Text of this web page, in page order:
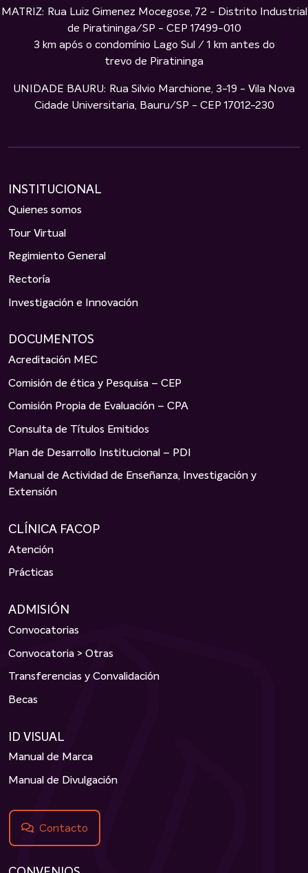
MATRIZ: Rua Luiz Gimenez Mocegose, 72 - Distrito Industrial
de Piratininga/SP - CEP 17499-010
3 km após o condomínio Lago Sul / 1 km antes do
trevo de Piratininga
UNIDADE BAURU: Rua Silvio Marchione, 3-19 - Vila Nova
Cidade Universitaria, Bauru/SP - CEP 17012-230
INSTITUCIONAL
Quienes somos
Tour Virtual
Regimiento General
Rectoría
Investigación e Innovación
DOCUMENTOS
Acreditación MEC
Comisión de ética y Pesquisa – CEP
Comisión Propia de Evaluación – CPA
Consulta de Títulos Emitidos
Plan de Desarrollo Institucional – PDI
Manual de Actividad de Enseñanza, Investigación y
Extensión
CLÍNICA FACOP
Atención
Prácticas
ADMISIÓN
Convocatorias
Convocatoria > Otras
Transferencias y Convalidación
Becas
ID VISUAL
Manual de Marca
Manual de Divulgación
Contacto